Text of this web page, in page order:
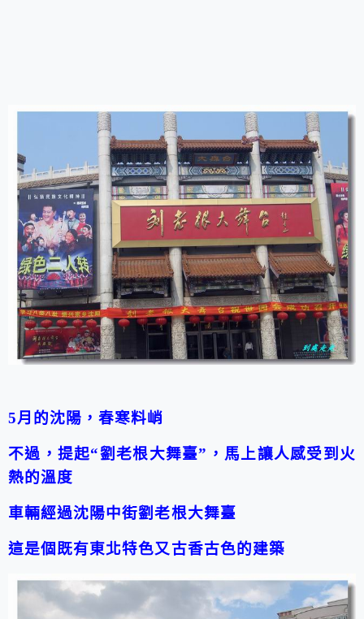
5月的沈陽，春寒料峭
不過，提起“劉老根大舞臺”，馬上讓人感受到火
熱的溫度
車輛經過沈陽中街劉老根大舞臺
這是個既有東北特色又古香古色的建築